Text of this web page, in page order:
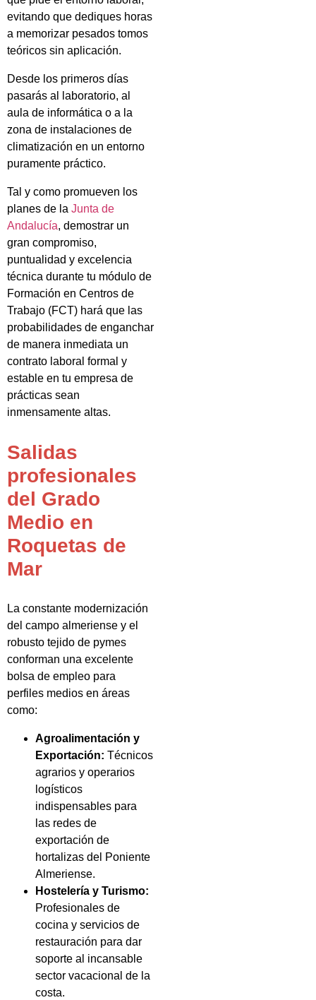
evitando que dediques horas
a memorizar pesados tomos
teóricos sin aplicación.
Desde los primeros días
pasarás al laboratorio, al
aula de informática o a la
zona de instalaciones de
climatización en un entorno
puramente práctico.
Tal y como promueven los
planes de la Junta de
Andalucía, demostrar un
gran compromiso,
puntualidad y excelencia
técnica durante tu módulo de
Formación en Centros de
Trabajo (FCT) hará que las
probabilidades de enganchar
de manera inmediata un
contrato laboral formal y
estable en tu empresa de
prácticas sean
inmensamente altas.
Salidas
profesionales
del Grado
Medio en
Roquetas de
Mar
La constante modernización
del campo almeriense y el
robusto tejido de pymes
conforman una excelente
bolsa de empleo para
perfiles medios en áreas
como:
Agroalimentación y
Exportación: Técnicos
agrarios y operarios
logísticos
indispensables para
las redes de
exportación de
hortalizas del Poniente
Almeriense.
Hostelería y Turismo:
Profesionales de
cocina y servicios de
restauración para dar
soporte al incansable
sector vacacional de la
costa.